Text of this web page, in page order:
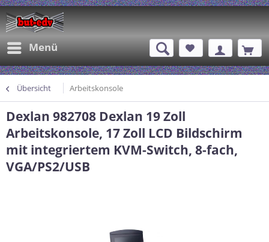
Menü
Übersicht Arbeitskonsole
Dexlan 982708 Dexlan 19 Zoll
Arbeitskonsole, 17 Zoll LCD Bildschirm
mit integriertem KVM-Switch, 8-fach,
VGA/PS2/USB